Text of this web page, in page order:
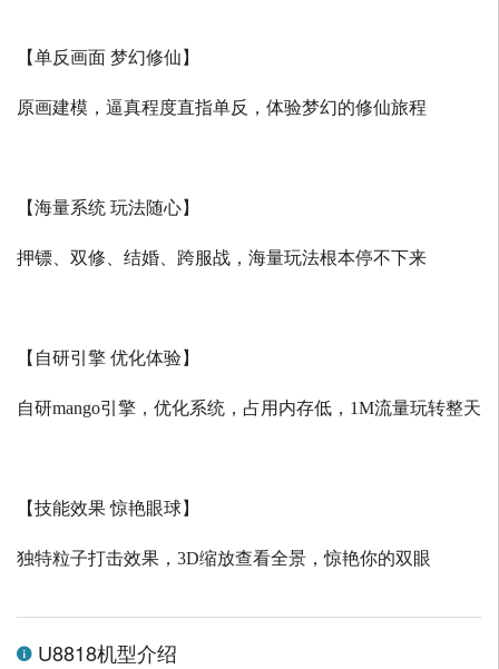
【单反画面 梦幻修仙】
原画建模，逼真程度直指单反，体验梦幻的修仙旅程
【海量系统 玩法随心】
押镖、双修、结婚、跨服战，海量玩法根本停不下来
【自研引擎 优化体验】
自研mango引擎，优化系统，占用内存低， 1M流量玩转整天
【技能效果 惊艳眼球】
独特粒子打击效果， 3D缩放查看全景，惊艳你的双眼
U8818机型介绍